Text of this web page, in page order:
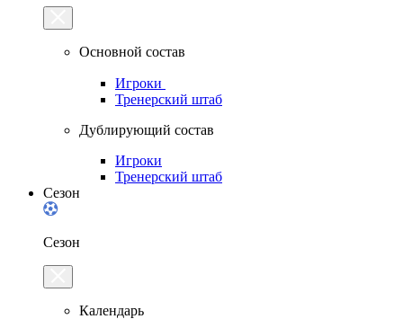
Основной состав
Игроки
Тренерский штаб
Дублирующий состав
Игроки
Тренерский штаб
Сезон
Сезон
Календарь